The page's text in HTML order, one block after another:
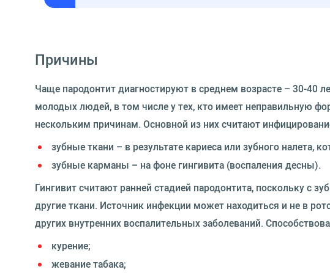
Причины
Чаще пародонтит диагностируют в среднем возрасте – 30-40
молодых людей, в том числе у тех, кто имеет неправильную
нескольким причинам. Основной из них считают
зубные ткани – в результате кариеса или зубного налета,
зубные карманы – на фоне гингивита (воспаления десны).
Гингивит считают ранней стадией пародонтита, поскольку с
другие ткани. Источник инфекции может находиться и не в
других внутренних воспалительных заболеваний.
курение;
жевание табака;